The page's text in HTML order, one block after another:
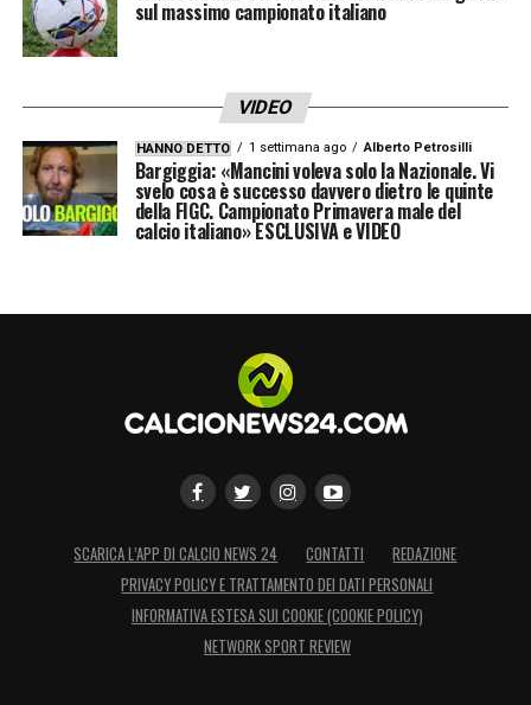
sul massimo campionato italiano
VIDEO
HANNO DETTO 1 settimana ago Alberto Petrosilli
Bargiggia: «Mancini voleva solo la Nazionale. Vi
svelo cosa è successo davvero dietro le quinte
della FIGC. Campionato Primavera male del
calcio italiano» ESCLUSIVA e VIDEO
SCARICA L’APP DI CALCIO NEWS 24 CONTATTI
REDAZIONE
PRIVACY POLICY E TRATTAMENTO DEI DATI PERSONALI
INFORMATIVA ESTESA SUI COOKIE (COOKIE POLICY)
NETWORK SPORT REVIEW